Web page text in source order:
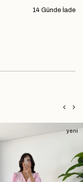
14 Günde İade
yeni